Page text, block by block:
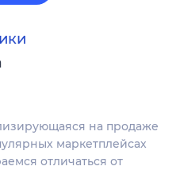
на продаже
маркетплейсах
отличаться от